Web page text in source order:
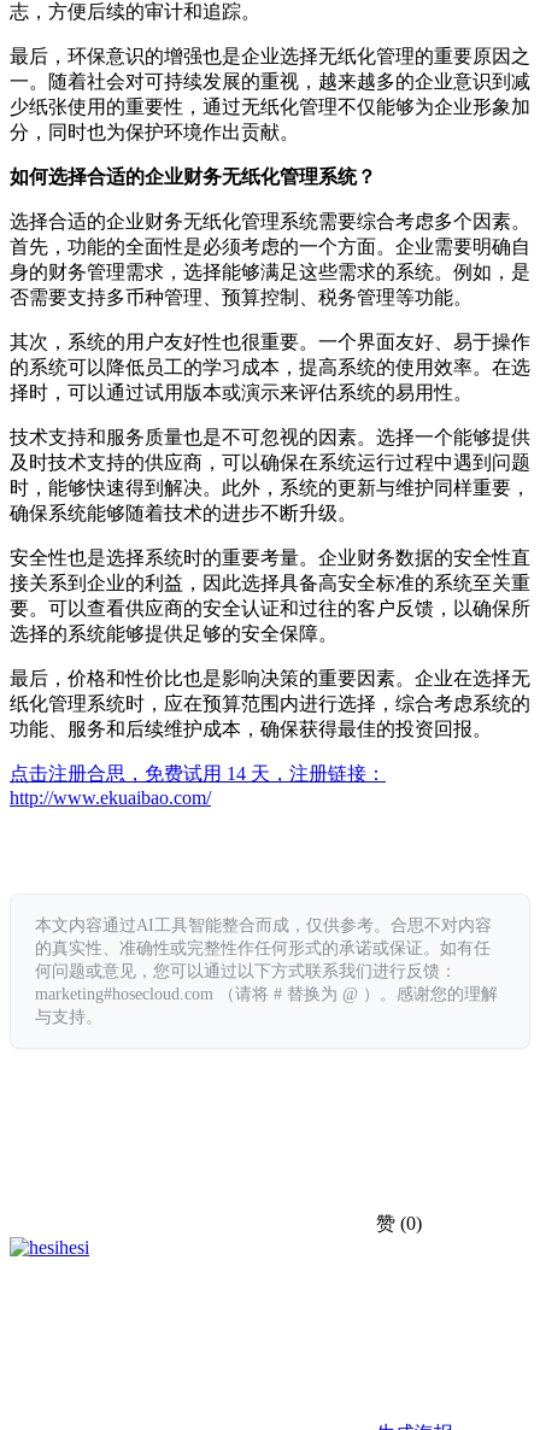
志，方便后续的审计和追踪。
最后，环保意识的增强也是企业选择无纸化管理的重要原因之
一。随着社会对可持续发展的重视，越来越多的企业意识到减
少纸张使用的重要性，通过无纸化管理不仅能够为企业形象加
分，同时也为保护环境作出贡献。
如何选择合适的企业财务无纸化管理系统？
选择合适的企业财务无纸化管理系统需要综合考虑多个因素。
首先，功能的全面性是必须考虑的一个方面。企业需要明确自
身的财务管理需求，选择能够满足这些需求的系统。例如，是
否需要支持多币种管理、预算控制、税务管理等功能。
其次，系统的用户友好性也很重要。一个界面友好、易于操作
的系统可以降低员工的学习成本，提高系统的使用效率。在选
择时，可以通过试用版本或演示来评估系统的易用性。
技术支持和服务质量也是不可忽视的因素。选择一个能够提供
及时技术支持的供应商，可以确保在系统运行过程中遇到问题
时，能够快速得到解决。此外，系统的更新与维护同样重要，
确保系统能够随着技术的进步不断升级。
安全性也是选择系统时的重要考量。企业财务数据的安全性直
接关系到企业的利益，因此选择具备高安全标准的系统至关重
要。可以查看供应商的安全认证和过往的客户反馈，以确保所
选择的系统能够提供足够的安全保障。
最后，价格和性价比也是影响决策的重要因素。企业在选择无
纸化管理系统时，应在预算范围内进行选择，综合考虑系统的
功能、服务和后续维护成本，确保获得最佳的投资回报。
点击注册合思，免费试用 14 天，注册链接：
http://www.ekuaibao.com/
本文内容通过AI工具智能整合而成，仅供参考。合思不对内容
的真实性、准确性或完整性作任何形式的承诺或保证。如有任
何问题或意见，您可以通过以下方式联系我们进行反馈：
marketing#hosecloud.com （请将 # 替换为 @ ）。感谢您的理解
与支持。
赞 (0)
hesi